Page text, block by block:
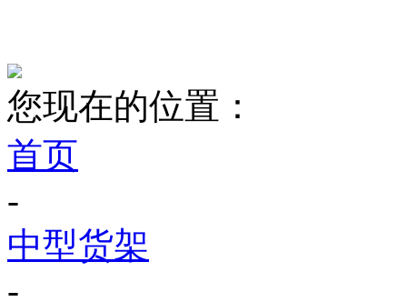
您现在的位置：
首页
-
中型货架
-